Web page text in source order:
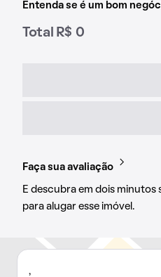
Entenda se é um bom
Total R$ 0
Faça sua avaliação
E descubra em dois
para alugar esse imóvel.
,